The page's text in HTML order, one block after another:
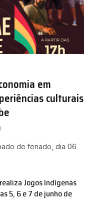
em
culturais
de feriado, dia 06
Jogos Indígenas
5, 6 e 7 de junho de